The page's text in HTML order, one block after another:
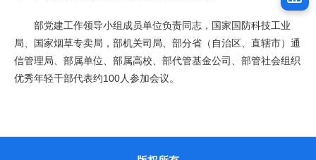
部党建工作领导小组成员单位负责同志，国家国防科技工业
局、国家烟草专卖局，部机关司局、部分省（自治区、直辖市）通
信管理局、部属单位、部属高校、部代管基金公司、部管社会组织
优秀年轻干部代表约100人参加会议。